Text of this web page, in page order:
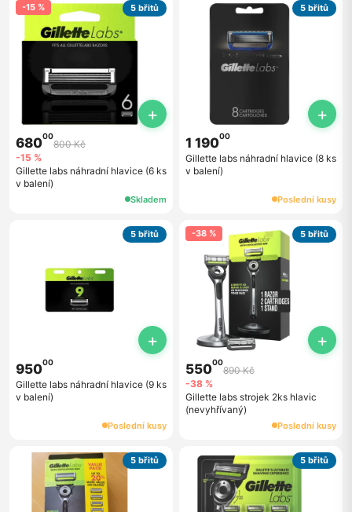
-15 % 5 břitů
+
68000
800 Kč
-15 %
Gillette labs náhradní hlavice (6 ks
v balení)
Skladem
5 břitů
+
1 19000
Gillette labs náhradní hlavice (8 ks
v balení)
Poslední kusy
5 břitů
+
95000
Gillette labs náhradní hlavice (9 ks
v balení)
Poslední kusy
-38 % 5 břitů
+
55000
890 Kč
-38 %
Gillette labs strojek 2ks hlavic
(nevyhřívaný)
Poslední kusy
5 břitů 5 břitů